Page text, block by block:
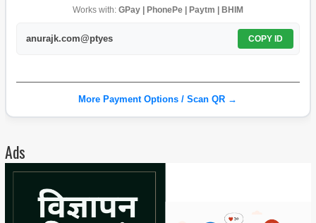
Works with: GPay | PhonePe | Paytm | BHIM
anurajk.com@ptyes COPY ID
More Payment Options / Scan QR →
Ads